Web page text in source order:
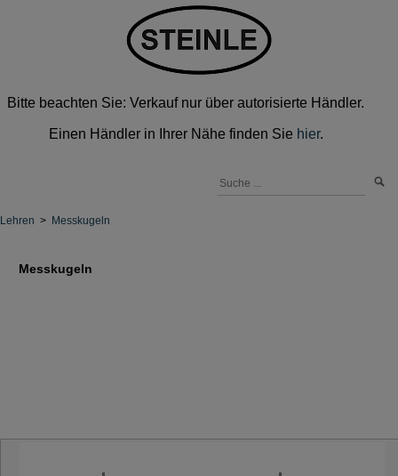
Bitte beachten Sie: Verkauf nur über autorisierte Händler.
Einen Händler in Ihrer Nähe finden Sie hier.
Lehren > Messkugeln
Messkugeln